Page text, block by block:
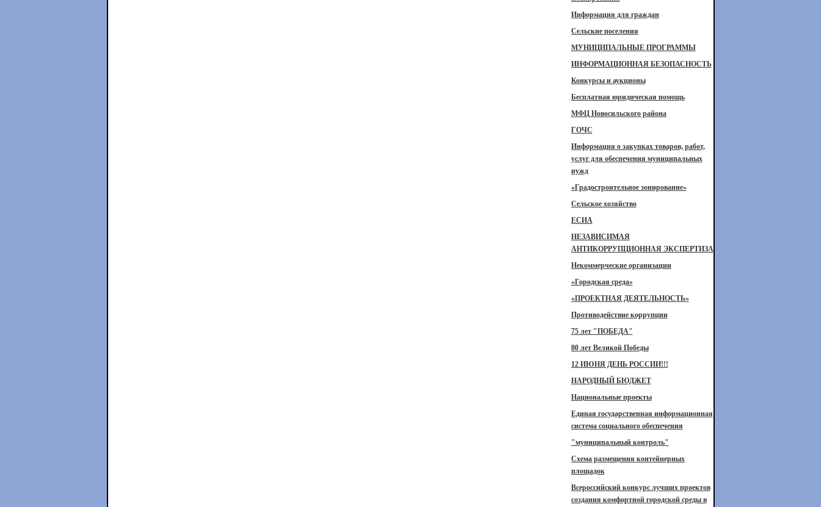
Информация для граждан
Сельские поселения
МУНИЦИПАЛЬНЫЕ ПРОГРАММЫ
ИНФОРМАЦИОННАЯ БЕЗОПАСНОСТЬ
Конкурсы и аукционы
Бесплатная юридическая помощь
МФЦ Новосильского района
ГОЧС
Информация о закупках товаров, работ,
услуг для обеспечения муниципальных
нужд
«Градостроительное зонирование»
Сельское хозяйство
ЕСИА
НЕЗАВИСИМАЯ
АНТИКОРРУПЦИОННАЯ ЭКСПЕРТИЗА
Некоммерческие организации
«Городская среда»
«ПРОЕКТНАЯ ДЕЯТЕЛЬНОСТЬ»
Противодействие коррупции
75 лет "ПОБЕДА"
80 лет Великой Победы
12 ИЮНЯ ДЕНЬ РОССИИ!!!
НАРОДНЫЙ БЮДЖЕТ
Национальные проекты
Единая государственная информационная
система социального обеспечения
"муниципальный контроль"
Схема размещения контейнерных
площадок
Всероссийский конкурс лучших проектов
создания комфортной городской среды в